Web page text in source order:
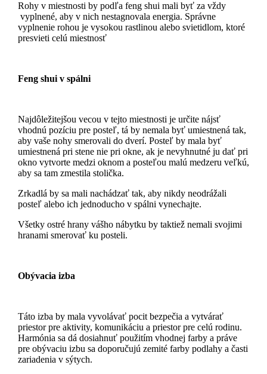
Rohy v miestnosti by podľa feng shui mali byť za vždy
vyplnené, aby v nich nestagnovala energia. Správne
vyplnenie rohou je vysokou rastlinou alebo svietidlom, ktoré
presvieti celú miestnosť
Feng shui v spálni
Najdôležitejšou vecou v tejto miestnosti je určite nájsť
vhodnú pozíciu pre posteľ, tá by nemala byť umiestnená tak,
aby vaše nohy smerovali do dverí. Posteľ by mala byť
umiestnená pri stene nie pri okne, ak je nevyhnutné ju dať pri
okno vytvorte medzi oknom a posteľou malú medzeru veľkú,
aby sa tam zmestila stolička.
Zrkadlá by sa mali nachádzať tak, aby nikdy neodrážali
posteľ alebo ich jednoducho v spálni vynechajte.
Všetky ostré hrany vášho nábytku by taktiež nemali svojimi
hranami smerovať ku posteli.
Obývacia izba
Táto izba by mala vyvolávať pocit bezpečia a vytvárať
priestor pre aktivity, komunikáciu a priestor pre celú rodinu.
Harmónia sa dá dosiahnuť použitím vhodnej farby a práve
pre obývaciu izbu sa doporučujú zemité farby podlahy a časti
zariadenia v sýtych.